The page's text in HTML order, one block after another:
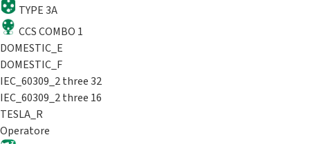
TYPE 3A
CCS COMBO 1
DOMESTIC_E
DOMESTIC_F
IEC_60309_2 three 32
IEC_60309_2 three 16
TESLA_R
Operatore